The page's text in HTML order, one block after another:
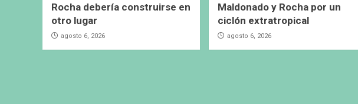
Rocha debería construirse en
otro lugar
agosto 6, 2026
Maldonado y Rocha por un
ciclón extratropical
agosto 6, 2026